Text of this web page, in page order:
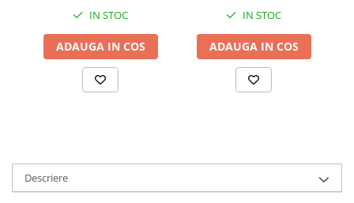
IN STOC
ADAUGA IN COS
IN STOC
ADAUGA IN COS
Descriere